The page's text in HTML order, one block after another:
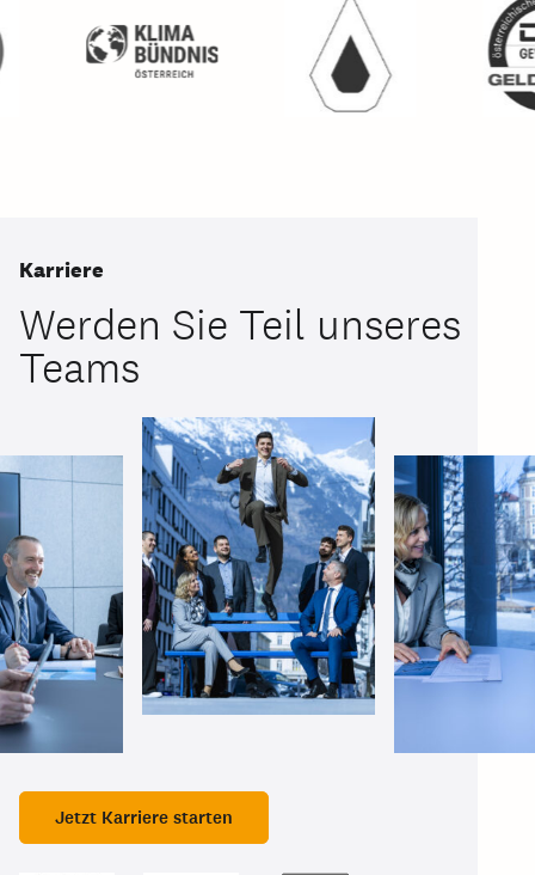
Karriere
Werden Sie Teil unseres
Teams
Jetzt Karriere starten